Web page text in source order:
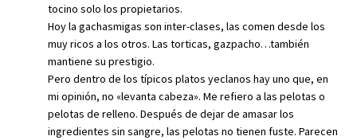
tocino solo los propietarios.
Hoy la gachasmigas son inter-clases, las comen desde los
muy ricos a los otros. Las torticas, gazpacho…también
mantiene su prestigio.
Pero dentro de los típicos platos yeclanos hay uno que, en
mi opinión, no «levanta cabeza». Me refiero a las pelotas o
pelotas de relleno. Después de dejar de amasar los
ingredientes sin sangre, las pelotas no tienen fuste. Parecen